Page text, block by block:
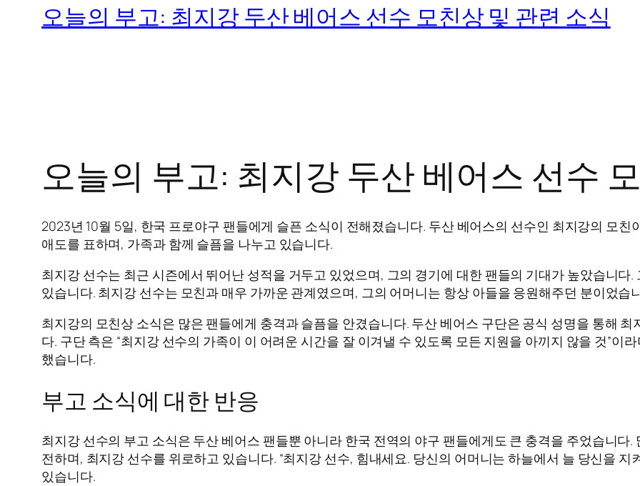
오늘의 부고: 최지강 두산 베어스 선수 모친상 및 관련 소식
오늘의 부고: 최지강 두산 베어스 선수
2023년 10월 5일, 한국 프로야구 팬들에게 슬픈 소식이 전해졌습니다. 두산 베어스의 선수인 최지강의 모
애도를 표하며, 가족과 함께 슬픔을 나누고 있습니다.
최지강 선수는 최근 시즌에서 뛰어난 성적을 거두고 있었으며, 그의 경기에 대한 팬들의 기대가 높았습니다
있습니다. 최지강 선수는 모친과 매우 가까운 관계였으며, 그의 어머니는 항상 아들을 응원해주던 분이었습
최지강의 모친상 소식은 많은 팬들에게 충격과 슬픔을 안겼습니다. 두산 베어스 구단은 공식 성명을 통해
다. 구단 측은 “최지강 선수의 가족이 이 어려운 시간을 잘 이겨낼 수 있도록 모든 지원을 아끼지 않을 것”이
했습니다.
부고 소식에 대한 반응
최지강 선수의 부고 소식은 두산 베어스 팬들뿐 아니라 한국 전역의 야구 팬들에게도 큰 충격을 주었습니다
전하며, 최지강 선수를 위로하고 있습니다. “최지강 선수, 힘내세요. 당신의 어머니는 하늘에서 늘 당신을
있습니다.